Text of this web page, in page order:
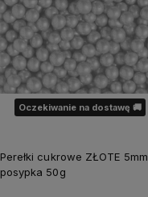
Oczekiwanie na dostawę 🚚
Perełki cukrowe ZŁOTE 5mm
posypka 50g